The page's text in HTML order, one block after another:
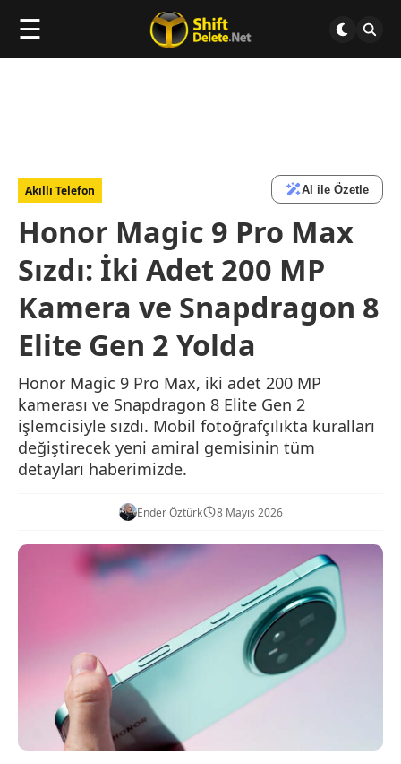
☰
Akıllı Telefon AI ile Özetle
Honor Magic 9 Pro Max
Sızdı: İki Adet 200 MP
Kamera ve Snapdragon 8
Elite Gen 2 Yolda
Honor Magic 9 Pro Max, iki adet 200 MP
kamerası ve Snapdragon 8 Elite Gen 2
işlemcisiyle sızdı. Mobil fotoğrafçılıkta kuralları
değiştirecek yeni amiral gemisinin tüm
detayları haberimizde.
Ender Öztürk 8 Mayıs 2026